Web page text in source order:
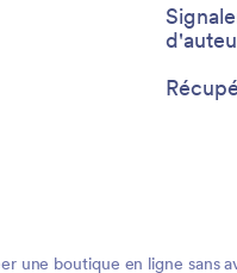
boutique en ligne sans